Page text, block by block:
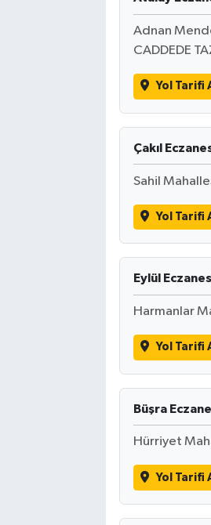
Adnan
CADDEDE
Yol Tarifi
Çakıl
Sahil
Yol Tarifi
Eylül
Harmanlar
Yol Tarifi
Büşra
Hürriyet
Yol Tarifi